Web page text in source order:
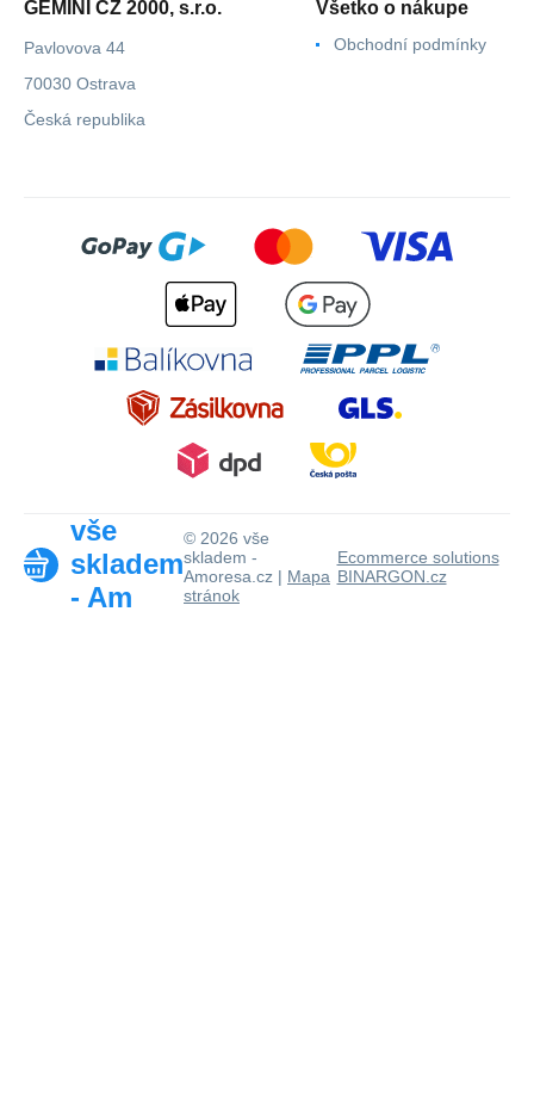
GEMINI CZ 2000, s.r.o.
Pavlovova 44
70030 Ostrava
Česká republika
Všetko o nákupe
Obchodní podmínky
vše
skladem
- Am
© 2026 vše
skladem -
Amoresa.cz | Mapa
stránok
Ecommerce solutions
BINARGON.cz